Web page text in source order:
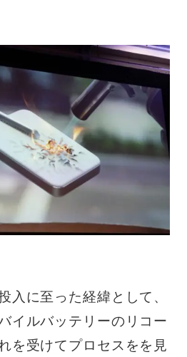
入に至った経緯として、
イルバッテリーのリコー
を受けてプロセスをを見